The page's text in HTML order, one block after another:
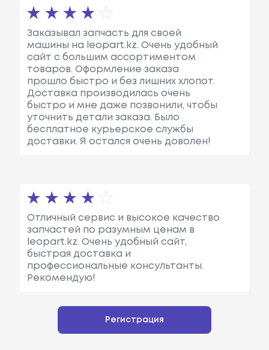
Заказывал запчасть для своей
машины на leopart.kz. Очень удобный
сайт с большим ассортиментом
товаров. Оформление заказа
прошло быстро и без лишних хлопот.
Доставка производилась очень
быстро и мне даже позвонили, чтобы
уточнить детали заказа. Было
бесплатное курьерское службы
доставки. Я остался очень доволен!
Отличный сервис и высокое качество
запчастей по разумным ценам в
leopart.kz. Очень удобный сайт,
быстрая доставка и
профессиональные консультанты.
Рекомендую!
Регистрация